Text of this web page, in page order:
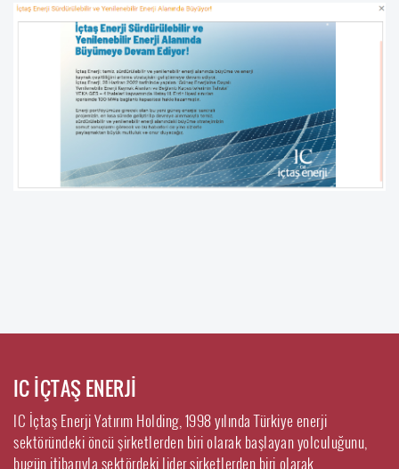
IC İÇTAŞ ENERJİ
IC İçtaş Enerji Yatırım Holding, 1998 yılında Türkiye enerji
sektöründeki öncü şirketlerden biri olarak başlayan yolculuğunu,
bugün itibarıyla sektördeki lider şirketlerden biri olarak